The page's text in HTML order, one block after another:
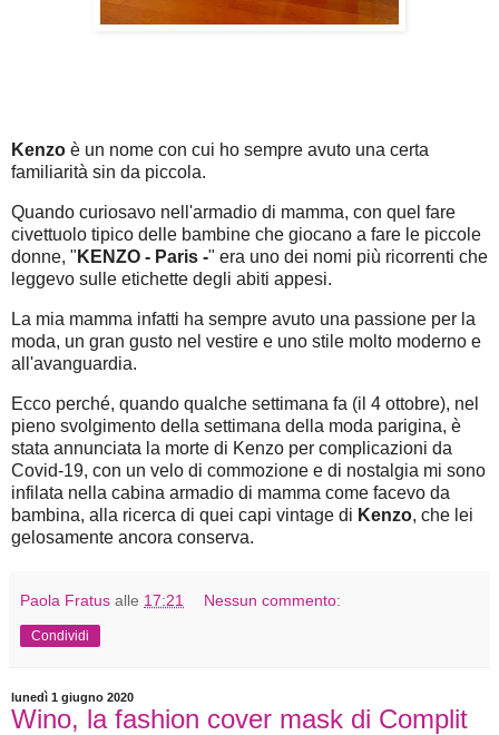
Kenzo è un nome con cui ho sempre avuto una certa
familiarità sin da piccola.
Quando curiosavo nell'armadio di mamma, con quel fare
civettuolo tipico delle bambine che giocano a fare le piccole
donne, " KENZO - Paris -" era uno dei nomi più ricorrenti che
leggevo sulle etichette degli abiti appesi.
La mia mamma infatti ha sempre avuto una passione per la
moda, un gran gusto nel vestire e uno stile molto moderno e
all'avanguardia.
Ecco perché, quando qualche settimana fa (il 4 ottobre), nel
pieno svolgimento della settimana della moda parigina, è
stata annunciata la morte di Kenzo per complicazioni da
Covid-19, con un velo di commozione e di nostalgia mi sono
infilata nella cabina armadio di mamma come facevo da
bambina, alla ricerca di quei capi vintage di Kenzo, che lei
gelosamente ancora conserva.
Paola Fratus alle 17:21 Nessun commento:
Condividi
lunedì 1 giugno 2020
Wino, la fashion cover mask di Complit